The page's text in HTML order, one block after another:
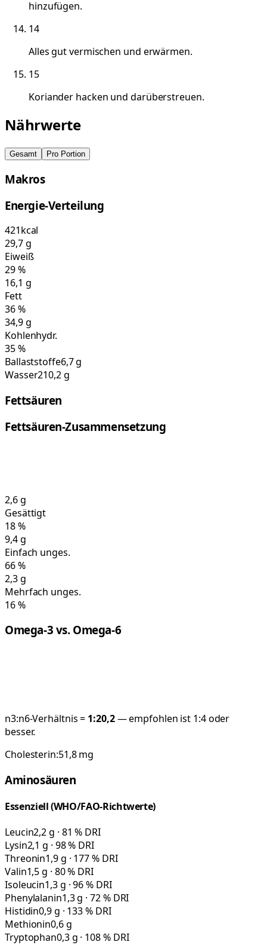
hinzufügen.
14
Alles gut vermischen und erwärmen.
15
Koriander hacken und darüberstreuen.
Nährwerte
Gesamt Pro Portion
Makros
Energie-Verteilung
421kcal
29,7g
Eiweiß
29%
16,1 g
Fett
36%
34,9g
Kohlenhydr.
35%
Ballaststoffe6,7 g
Wasser210,2 g
Fettsäuren
Fettsäuren-Zusammensetzung
2,6g
Gesättigt
18%
9,4g
Einfach unges.
66%
2,3g
Mehrfach unges.
16%
Omega-3 vs. Omega-6
n3:n6-Verhältnis = 1:20,2— empfohlen ist 1:4 oder
besser.
Cholesterin:51,8mg
Aminosäuren
Essenziell (WHO/FAO-Richtwerte)
Leucin2,2 g · 81 % DRI
Lysin2,1 g · 98 % DRI
Threonin1,9 g · 177 % DRI
Valin1,5 g · 80 % DRI
Isoleucin1,3 g · 96 % DRI
Phenylalanin1,3 g · 72 % DRI
Histidin0,9 g · 133 % DRI
Methionin0,6 g
Tryptophan0,3 g · 108 % DRI